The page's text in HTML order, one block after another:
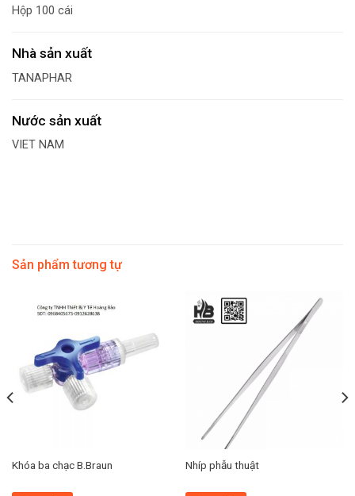
Hộp 100 cái
Nhà sản xuất
TANAPHAR
Nước sản xuất
VIET NAM
Sản phẩm tương tự
Khóa ba chạc B.Braun Nhíp phẫu thuật